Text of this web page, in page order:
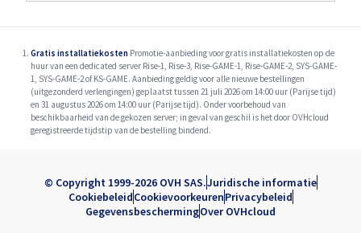
Gratis installatiekosten Promotie-aanbieding voor gratis installatiekosten op de
huur van een dedicated server Rise-1, Rise-3, Rise-GAME-1, Rise-GAME-2, SYS-GAME-
1, SYS-GAME-2 of KS-GAME. Aanbieding geldig voor alle nieuwe bestellingen
(uitgezonderd verlengingen) geplaatst tussen 21 juli 2026 om 14:00 uur (Parijse tijd)
en 31 augustus 2026 om 14:00 uur (Parijse tijd). Onder voorbehoud van
beschikbaarheid van de gekozen server; in geval van geschil is het door OVHcloud
geregistreerde tijdstip van de bestelling bindend.
© Copyright 1999-2026 OVH SAS.Juridische informatie
CookiebeleidCookievoorkeurenPrivacybeleid
GegevensbeschermingOver OVHcloud